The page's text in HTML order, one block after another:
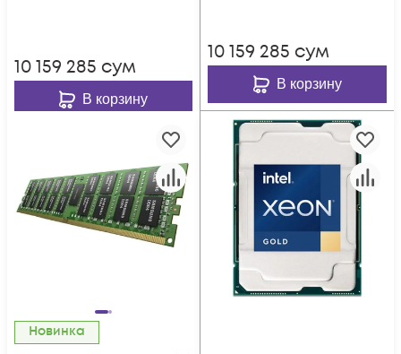
10 159 285 сум
В корзину
10 159 285 сум
В корзину
Новинка